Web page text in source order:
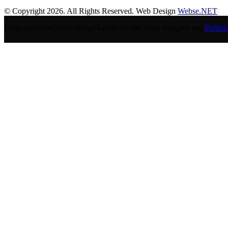
© Copyright 2026. All Rights Reserved. Web Design Webse.NET